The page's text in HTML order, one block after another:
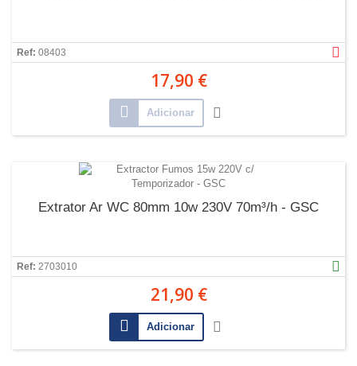
Ref: 08403
17,90 €
Adicionar
Extrator Ar WC 80mm 10w 230V 70m³/h - GSC
Ref: 2703010
21,90 €
Adicionar